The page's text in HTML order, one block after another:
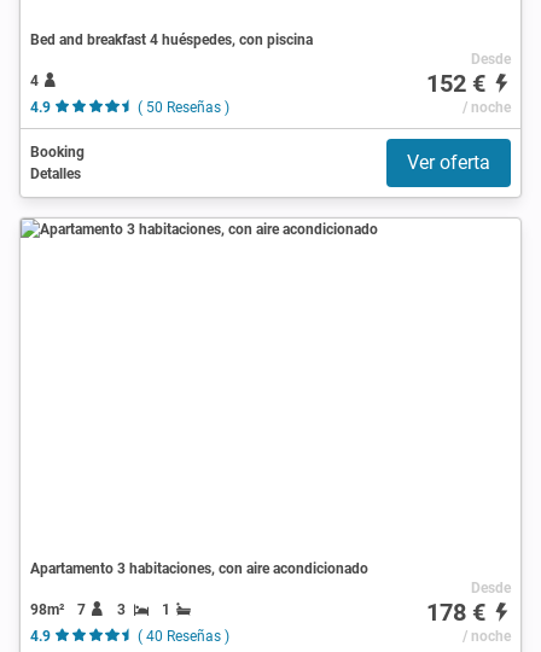
Bed and breakfast 4 huéspedes, con piscina
4
4.9
( 50 Reseñas )
Desde
152 €
/ noche
Booking
Detalles
Ver oferta
Apartamento 3 habitaciones, con aire acondicionado
98m² 7 3
1
4.9
( 40 Reseñas )
Desde
178 €
/ noche